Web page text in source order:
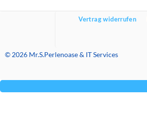
Vertrag widerrufen
© 2026 Mr.S.Perlenoase & IT Services